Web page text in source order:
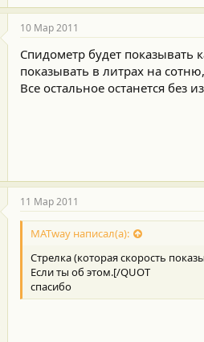
10 Мар 2011
Спидометр будет показывать
показывать в литрах на
Все остальное останется без
11 Мар 2011
MATway написал(а):
Стрелка (которая скорость
Если ты об этом.[/QUOT
спасибо